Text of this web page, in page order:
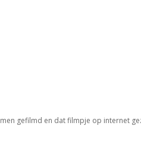
gefilmd en dat filmpje op internet